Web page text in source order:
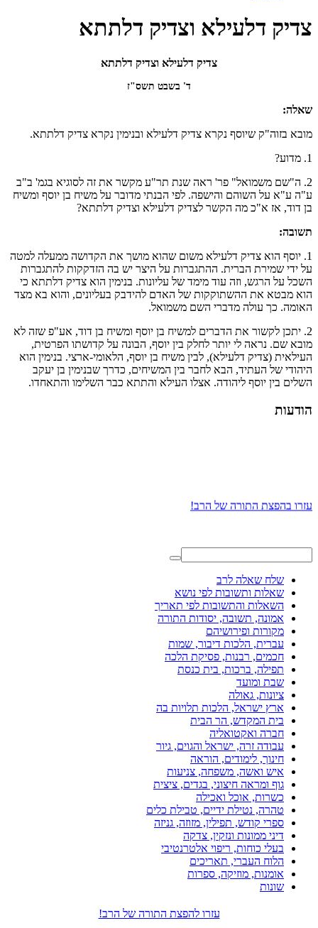
צדיק דלעילא וצדיק דלתתא
צדיק דלעילא וצדיק דלתתא
ד' בשבט תשס"ז
שאלה:
מובא בזוה"ק שיוסף נקרא צדיק דלעילא ובנימין נקרא צדיק דלתתא.
1. מדוע?
2. ה"שם משמואל" פר' ראה שנת תר"ע מקשר את זה לסוגיא בגמ' ב"ב
ע"ה ע"א על השוהם והישפה. לפי הבנתי מדובר על משיח בן יוסף ומשיח
בן דוד, אז א"כ מה הקשר לצדיק דלעילא וצדיק דלתתא?
תשובה:
1. יוסף הוא צדיק דלעילא משום שהוא מושך את הקדושה ממעלה למטה
על ידי שמירת הברית. ההתגברות על היצר יש בה הזדקקות להתגברות
השכל על הרגש, וזה עוד מימד של עליונות. בנימין הוא צדיק דלתתא כי
הוא מבטא את ההשתוקקות של האדם להידבק בעליונים, והוא בא מצד
האומה. כך עולה מדברי השם משמואל.
2. יתכן לקשור את הדברים למשיח בן יוסף ומשיח בן דוד, אע"פ שזה לא
מובא שם. נראה לי יותר לחלק בין יוסף, הבונה על קדושתו הפרטית,
העילאית (צדיק דלעילא), לבין משיח בן יוסף, הלאומי-ארצי. בנימין הוא
היהודי של העתיד, הבא לחבר בין המשיחים, כדרך שבנימין בן יעקב
השלים בין יוסף ליהודה. אצלו העילא והתתא כבר השלימו והתאחדו.
הודעות
עזרו בהפצת התורה של הרב!
שלח שאלה לרב
שאלות ותשובות לפי נושא
השאלות והתשובות לפי תאריך
אמונה, תשובה, יסודות התורה
מקורות ופירושיהם
עברית, הלכות דיבור, שמות
חכמים, רבנות, פסיקת הלכה
תפילה, ברכות, בית כנסת
שבת ומועד
ציונות, גאולה
ארץ ישראל, הלכות תלויות בה
בית המקדש, הר הבית
חברה ואקטואליה
עבודה זרה, ישראל והגוים, גיור
חינוך, לימודים, הוראה
איש ואשה, משפחה, צניעות
גוף ומראה חיצוני, בגדים, ציצית
כשרות, אוכל ואכילה
טהרה, נטילת ידיים, טבילת כלים
ספרי קודש, תפילין, מזוזה, גניזה
דיני ממונות ונזקין, צדקה
בעלי כוחות, ריפוי אלטרנטיבי
הלוח העברי, תאריכים
אומנות, מוזיקה, ספרות
שונות
עזרו להפצת התורה של הרב!